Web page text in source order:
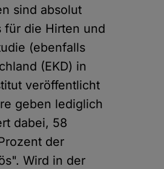
sind absolut
für die Hirten und
(ebenfalls
(EKD) in
veröffentlicht
geben lediglich
dabei, 58
der
Wird in der